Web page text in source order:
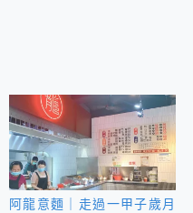
阿龍意麵｜走過一甲子歲月